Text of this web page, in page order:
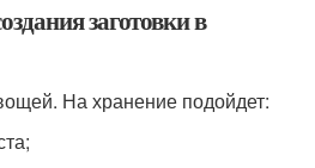
заготовки в
На хранение подойдет: